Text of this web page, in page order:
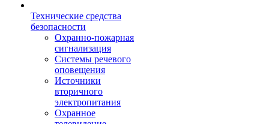
Технические средства
безопасности
Охранно-пожарная
сигнализация
Системы речевого
оповещения
Источники
вторичного
электропитания
Охранное